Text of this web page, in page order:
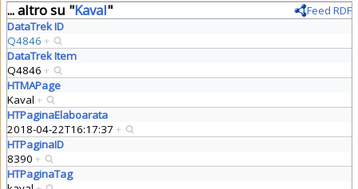
... altro su "Kaval"
Feed RDF
DataTrek ID
Q4846 +
DataTrek Item
Q4846 +
HTMAPage
Kaval +
HTPaginaElaboarata
2018-04-22T16:17:37 +
HTPaginaID
8390 +
HTPaginaTag